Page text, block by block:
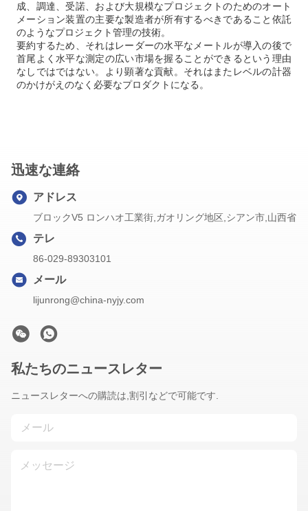
成、調達、受諾、および大規模なプロジェクトのためのオート
メーション装置の主要な製造者が所有するべきであること依託
のようなプロジェクト管理の技術。
要約するため、それはレーダーの水平なメートルが導入の後で
首尾よく水平な測定の広い市場を握ることができるという理由
なしではではない。より顕著な貢献。それはまたレベルの計器
のかけがえのなく必要なプロダクトになる。
迅速な連絡
アドレス
ブロックV5 ロンハオ工業街,ガオリング地区,シアン市,山西省
テレ
86-029-89303101
メール
lijunrong@china-nyjy.com
私たちのニュースレター
ニュースレターへの購読は,割引などで可能です.